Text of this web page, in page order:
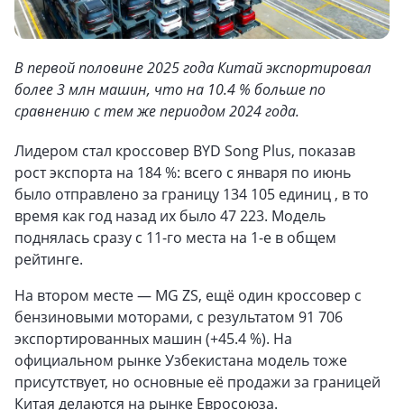
В первой половине 2025 года Китай экспортировал
более 3 млн машин, что на 10.4 % больше по
сравнению с тем же периодом 2024 года.
Лидером стал кроссовер BYD Song Plus, показав
рост экспорта на 184 %: всего с января по июнь
было отправлено за границу 134 105 единиц , в то
время как год назад их было 47 223. Модель
поднялась сразу с 11-го места на 1-е в общем
рейтинге.
На втором месте — MG ZS, ещё один кроссовер с
бензиновыми моторами, с результатом 91 706
экспортированных машин (+45.4 %). На
официальном рынке Узбекистана модель тоже
присутствует, но основные её продажи за границей
Китая делаются на рынке Евросоюза.